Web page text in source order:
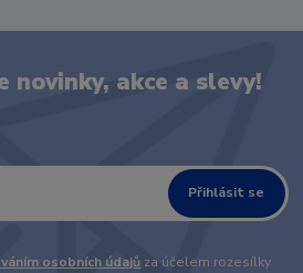
novinky, akce a slevy!
Přihlásit se
osobních údajů za účelem rozesílky